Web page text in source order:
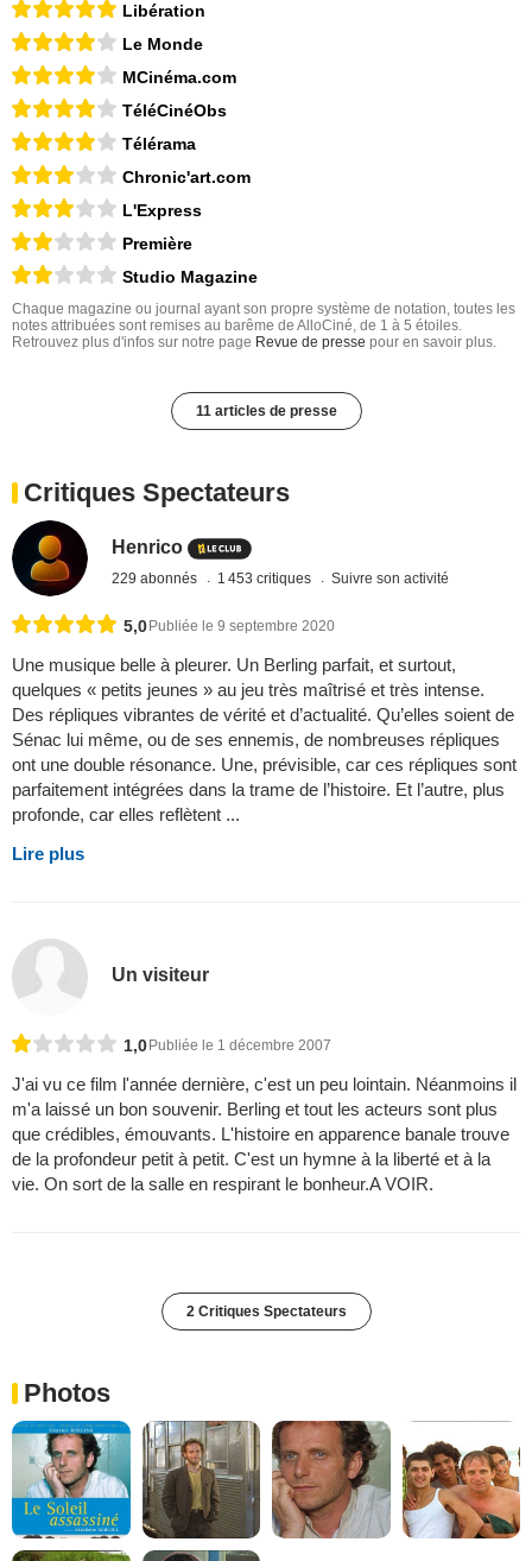
Libération
Le Monde
MCinéma.com
TéléCinéObs
Télérama
Chronic'art.com
L'Express
Première
Studio Magazine
Chaque magazine ou journal ayant son propre système de notation, toutes les
notes attribuées sont remises au barême de AlloCiné, de 1 à 5 étoiles.
Retrouvez plus d'infos sur notre page Revue de presse pour en savoir plus.
11 articles de presse
Critiques Spectateurs
Henrico
229 abonnés 1 453 critiques Suivre son activité
5,0 Publiée le 9 septembre 2020
Une musique belle à pleurer. Un Berling parfait, et surtout,
quelques « petits jeunes » au jeu très maîtrisé et très intense.
Des répliques vibrantes de vérité et d’actualité. Qu’elles soient de
Sénac lui même, ou de ses ennemis, de nombreuses répliques
ont une double résonance. Une, prévisible, car ces répliques sont
parfaitement intégrées dans la trame de l’histoire. Et l’autre, plus
profonde, car elles reflètent ...
Lire plus
Un visiteur
1,0Publiée le 1 décembre 2007
J'ai vu ce film l'année dernière, c'est un peu lointain. Néanmoins il
m'a laissé un bon souvenir. Berling et tout les acteurs sont plus
que crédibles, émouvants. L'histoire en apparence banale trouve
de la profondeur petit à petit. C'est un hymne à la liberté et à la
vie. On sort de la salle en respirant le bonheur.A VOIR.
2 Critiques Spectateurs
Photos